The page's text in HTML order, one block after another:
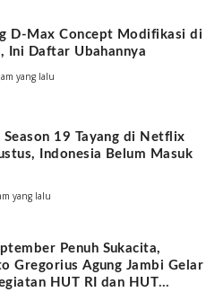
D-Max Concept Modifikasi di
Ini Daftar Ubahannya
yang lalu
19 Tayang di Netflix
Indonesia Belum Masuk
yang lalu
Penuh Sukacita,
Gregorius Agung Jambi Gelar
HUT RI dan HUT